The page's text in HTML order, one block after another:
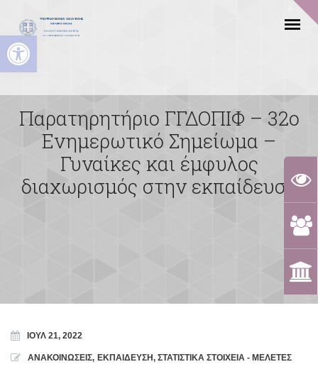
Ανοίξτε τη γραμμή εργαλείων
Παρατηρητήριο ΓΓΔΟΠΙΦ – 32ο
Ενημερωτικό Σημείωμα –
Γυναίκες και έμφυλος
διαχωρισμός στην εκπαίδευση
ΙΟΎΛ 21, 2022
ΑΝΑΚΟΙΝΩΣΕΙΣ, ΕΚΠΑΙΔΕΥΣΗ, ΣΤΑΤΙΣΤΙΚΑ ΣΤΟΙΧΕΙΑ - ΜΕΛΕΤΕΣ